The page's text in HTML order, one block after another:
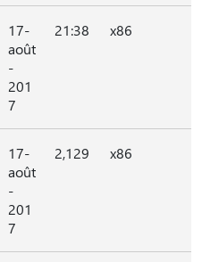
17-
août
-
201
7
21:38 x86
17-
août
-
201
7
2,129 x86